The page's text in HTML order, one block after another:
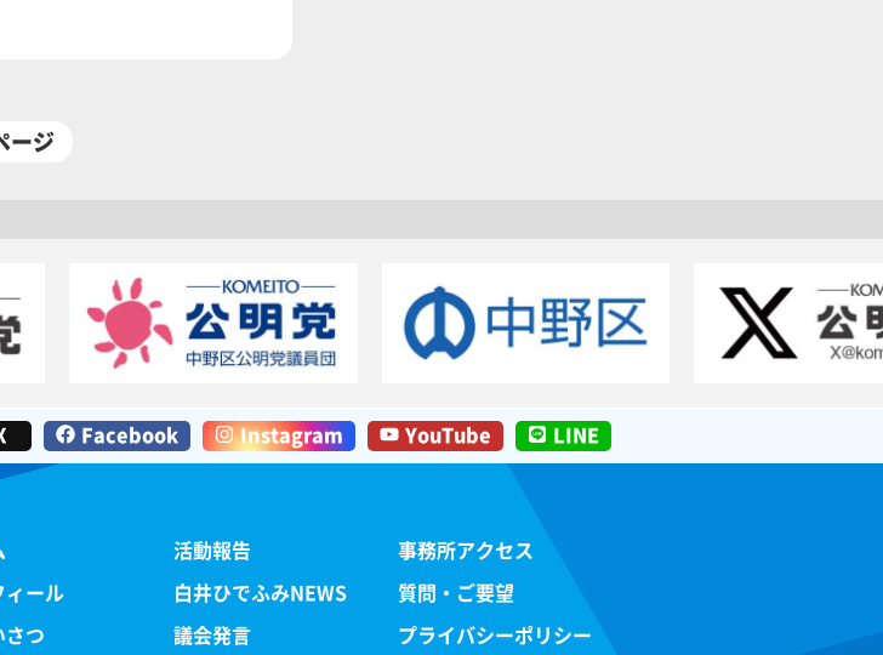
ージ
Facebook Instagram YouTube LINE
ィール
さつ
活動報告
白井ひでふみNEWS
議会発言
事務所アクセス
質問・ご要望
プライバシーポリシー